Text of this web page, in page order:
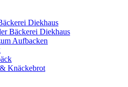
Diekhaus
Bäckerei Diekhaus
Aufbacken
Knäckebrot